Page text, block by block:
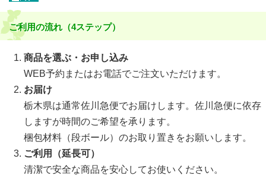
ご利用の流れ（4ステップ）
商品を選ぶ・お申し込み
WEB予約またはお電話でご注文いただけます。
お届け
栃木県は通常佐川急便でお届けします。佐川急便に依存
しますが時間のご希望を承ります。
梱包材料（段ボール）のお取り置きをお願いします。
ご利用（延長可）
清潔で安全な商品を安心してお使いください。